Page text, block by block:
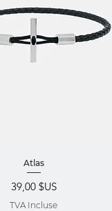
Aperçu rapide
Atlas
Prix
39,00 $US
TVA Incluse